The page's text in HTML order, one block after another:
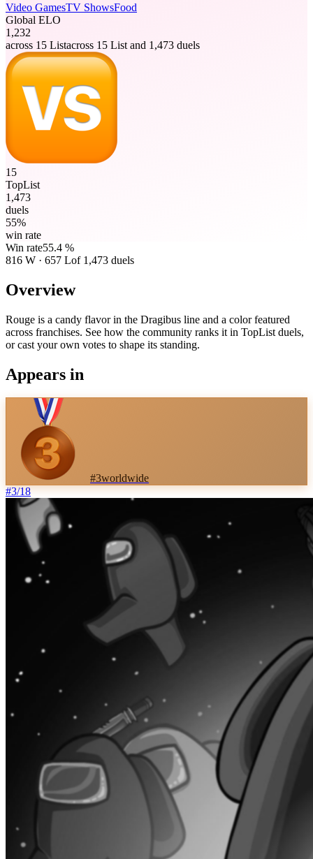
Video GamesTV ShowsFood
Global ELO
1,232
across 15 Listacross 15 List and 1,473 duels
15
TopList
1,473
duels
55%
win rate
Win rate55.4 %
816 W · 657 Lof 1,473 duels
Overview
Rouge is a candy flavor in the Dragibus line and a color featured
across franchises. See how the community ranks it in TopList duels,
or cast your own votes to shape its standing.
Appears in
#3worldwide
#3/18